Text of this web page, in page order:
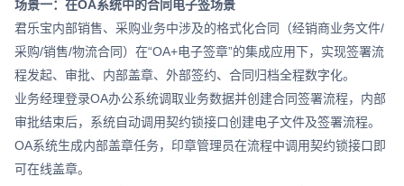
场景一：在OA系统中的合同电子签场景
君乐宝内部销售、采购业务中涉及的格式化合同（经销商业务文件/
采购/销售/物流合同）在“OA+电子签章”的集成应用下，实现签署流
程发起、审批、内部盖章、外部签约、合同归档全程数字化。
业务经理登录OA办公系统调取业务数据并创建合同签署流程，内部
审批结束后，系统自动调用契约锁接口创建电子文件及签署流程。
OA系统生成内部盖章任务，印章管理员在流程中调用契约锁接口即
可在线盖章。